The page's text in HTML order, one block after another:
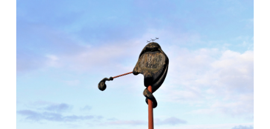
Sehen & Erleben
Essen, Trinken, Ausgehen
Übernachten
Einkaufen